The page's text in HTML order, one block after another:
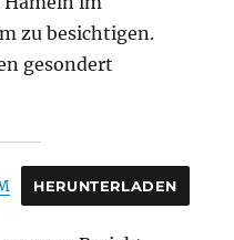
zu besichtigen.
gesondert
HERUNTERLADEN